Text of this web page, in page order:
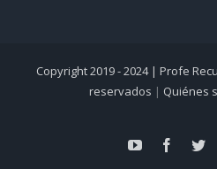
Copyright 2019 - 2024 | Profe
reservados | Quiénes
YouTube